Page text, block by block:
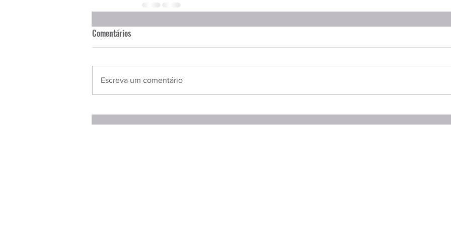
Comentários
Escreva um comentário